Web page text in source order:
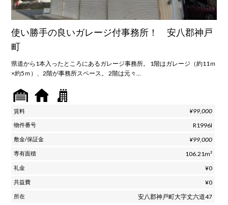
使い勝手の良いガレージ付事務所！ 安八郡神戸
町
県道から1本入ったところにあるガレージ事務所。 1階はガレージ（約11ｍ
×約5ｍ）、2階が事務所スペース。 2階は元々…
¥99,000
R1996I
¥99,000
106.21m²
¥0
¥0
安八郡神戸町大字丈六道47